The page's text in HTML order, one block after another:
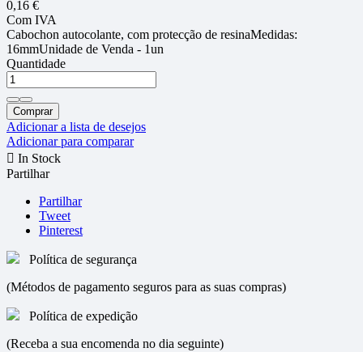
0,16 €
Com IVA
Cabochon autocolante, com protecção de resinaMedidas:
16mmUnidade de Venda - 1un
Quantidade
Comprar
Adicionar a lista de desejos
Adicionar para comparar
 In Stock
Partilhar
Partilhar
Tweet
Pinterest
Política de segurança
(Métodos de pagamento seguros para as suas compras)
Política de expedição
(Receba a sua encomenda no dia seguinte)